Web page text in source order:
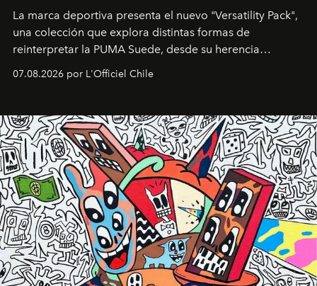
La marca deportiva presenta el nuevo "Versatility Pack",
una colección que explora distintas formas de
reinterpretar la PUMA Suede, desde su herencia
deportiva hasta una mirada moderna inspirada en el
diseño y el universo outdoor.
07.08.2026 por L'Officiel Chile